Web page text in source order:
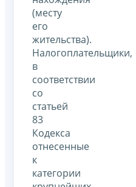
(месту
его
жительства).
Налогоплательщики,
в
соответствии
со
статьей
83
Кодекса
отнесенные
к
категории